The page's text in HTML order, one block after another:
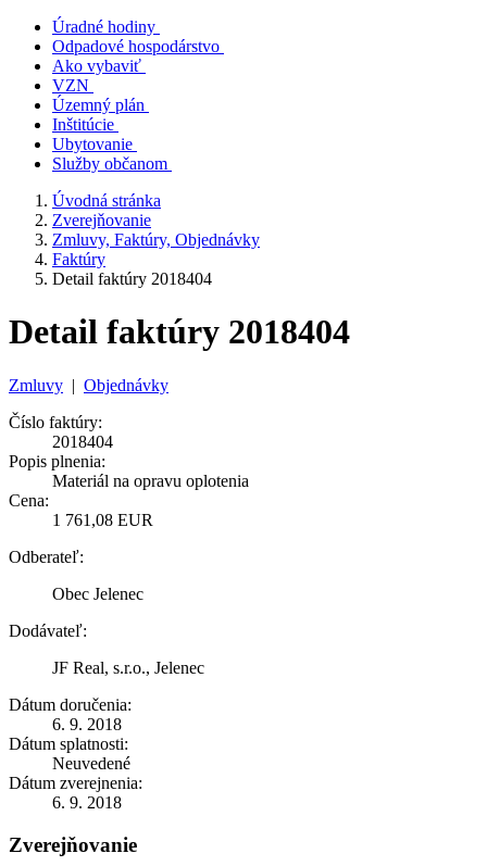
Úradné hodiny
Odpadové hospodárstvo
Ako vybaviť
VZN
Územný plán
Inštitúcie
Ubytovanie
Služby občanom
Úvodná stránka
Zverejňovanie
Zmluvy, Faktúry, Objednávky
Faktúry
Detail faktúry 2018404
Detail faktúry 2018404
Zmluvy | Objednávky
Číslo faktúry:
2018404
Popis plnenia:
Materiál na opravu oplotenia
Cena:
1 761,08 EUR
Odberateľ:
Obec Jelenec
Dodávateľ:
JF Real, s.r.o., Jelenec
Dátum doručenia:
6. 9. 2018
Dátum splatnosti:
Neuvedené
Dátum zverejnenia:
6. 9. 2018
Zverejňovanie